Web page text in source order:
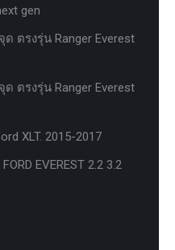
gen
ตรงรุ่น Ranger Everest
ตรงรุ่น Ranger Everest
XLT. 2015-2017
EVEREST 2.2 3.2